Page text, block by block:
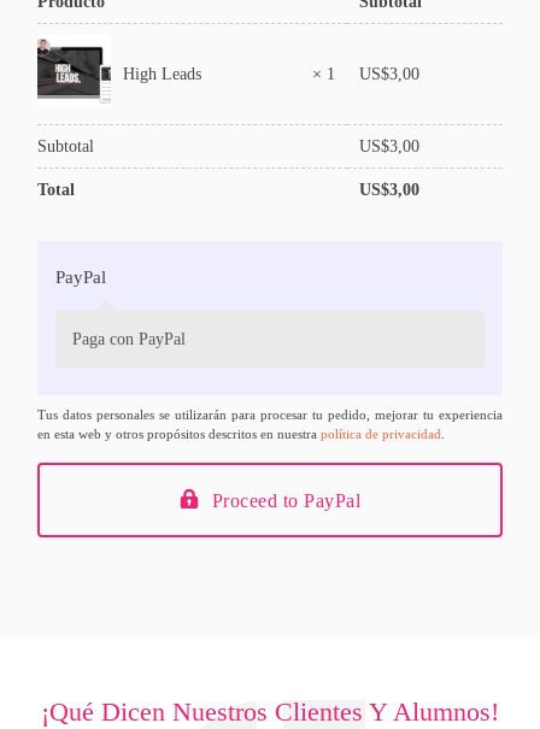
High Leads × 1 US$3,00
Subtotal US$3,00
Total US$3,00
PayPal
Paga con PayPal
Tus datos personales se utilizarán para procesar tu pedido, mejorar tu experiencia
en esta web y otros propósitos descritos en nuestra política de privacidad
Proceed to PayPal
¡Qué Dicen Nuestros Clientes Y Alumnos!